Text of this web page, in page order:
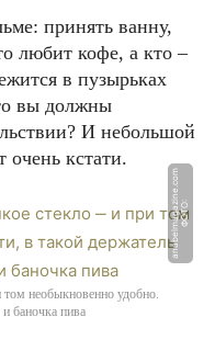
принять ванну,
любит кофе, а кто –
в пузырьках
вы должны
И небольшой
очень кстати.
Ф
О
Т
О:
a
n
a
b
el
m
a
g
a
zi
n
e.
c
o
m
том необыкновенно удобно.
баночка пива